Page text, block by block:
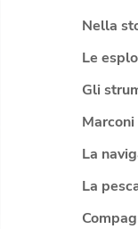
Nella
Le
Gli
Marconi
La
La